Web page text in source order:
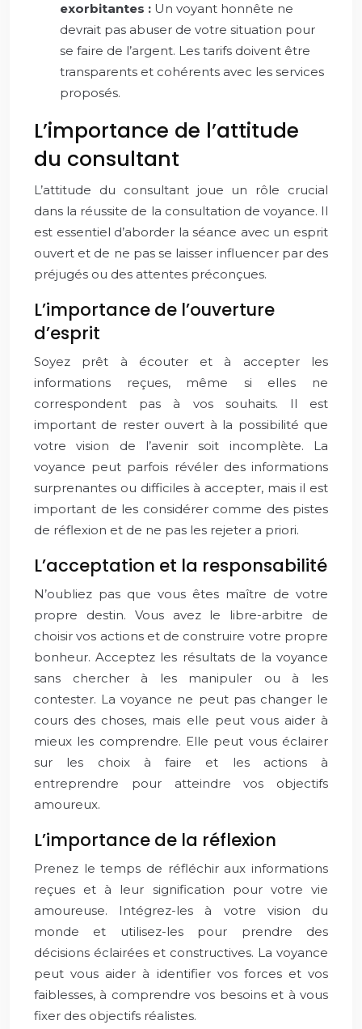
exorbitantes : Un voyant honnête ne
devrait pas abuser de votre situation pour
se faire de l’argent. Les tarifs doivent être
transparents et cohérents avec les services
proposés.
L’importance de l’attitude
du consultant
L’attitude du consultant joue un rôle crucial
dans la réussite de la consultation de voyance. Il
est essentiel d’aborder la séance avec un esprit
ouvert et de ne pas se laisser influencer par des
préjugés ou des attentes préconçues.
L’importance de l’ouverture
d’esprit
Soyez prêt à écouter et à accepter les
informations reçues, même si elles ne
correspondent pas à vos souhaits. Il est
important de rester ouvert à la possibilité que
votre vision de l’avenir soit incomplète. La
voyance peut parfois révéler des informations
surprenantes ou difficiles à accepter, mais il est
important de les considérer comme des pistes
de réflexion et de ne pas les rejeter a priori.
L’acceptation et la responsabilité
N’oubliez pas que vous êtes maître de votre
propre destin. Vous avez le libre-arbitre de
choisir vos actions et de construire votre propre
bonheur. Acceptez les résultats de la voyance
sans chercher à les manipuler ou à les
contester. La voyance ne peut pas changer le
cours des choses, mais elle peut vous aider à
mieux les comprendre. Elle peut vous éclairer
sur les choix à faire et les actions à
entreprendre pour atteindre vos objectifs
amoureux.
L’importance de la réflexion
Prenez le temps de réfléchir aux informations
reçues et à leur signification pour votre vie
amoureuse. Intégrez-les à votre vision du
monde et utilisez-les pour prendre des
décisions éclairées et constructives. La voyance
peut vous aider à identifier vos forces et vos
faiblesses, à comprendre vos besoins et à vous
fixer des objectifs réalistes.